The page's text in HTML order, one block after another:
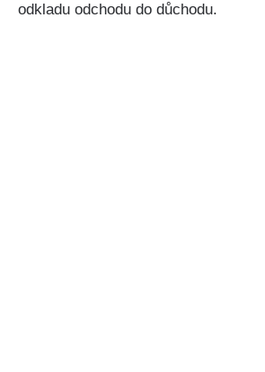
odkladu odchodu do důchodu.